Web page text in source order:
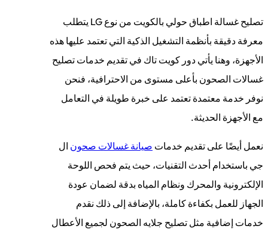
تصليح غسالة اطباق حولي بالكويت من نوع LG يتطلب
معرفة دقيقة بأنظمة التشغيل الذكية التي تعتمد عليها هذه
الأجهزة، وهنا يأتي دور كويت تاك في تقديم خدمات تصليح
غسالات الصحون بأعلى مستوى من الاحترافية، فنحن
نوفر خدمة معتمدة تعتمد على خبرة طويلة في التعامل
مع الأجهزة الحديثة.
نعمل أيضًا على تقديم خدماتصيانة غسالات صحونال
جي باستخدام أحدث التقنيات، حيث يتم فحص اللوحة
الإلكترونية والمحرك ونظام المياه بدقة لضمان عودة
الجهاز للعمل بكفاءة كاملة، بالإضافة إلى ذلك نقدم
خدمات إضافية مثل تصليح جلايه الصحون لجميع الأعطال